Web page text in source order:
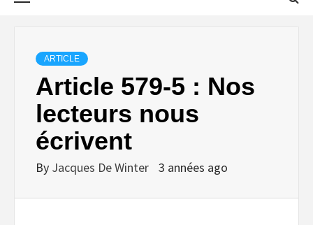
ARTICLE
Article 579-5 : Nos
lecteurs nous
écrivent
By Jacques De Winter 3 années ago